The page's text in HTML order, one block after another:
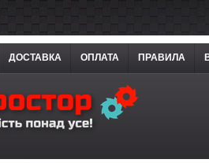
ДОСТАВКА ОПЛАТА ПРАВИЛА